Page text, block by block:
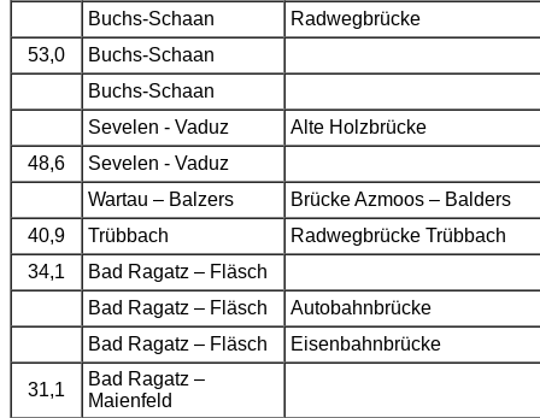
Buchs-Schaan
Radwegbrücke
53,0
Buchs-Schaan
Buchs-Schaan
Sevelen - Vaduz
Alte Holzbrücke
48,6
Sevelen - Vaduz
Wartau – Balzers
Brücke Azmoos – Balders
40,9
Trübbach
Radwegbrücke Trübbach
34,1
Bad Ragatz – Fläsch
Bad Ragatz – Fläsch
Autobahnbrücke
Bad Ragatz – Fläsch
Eisenbahnbrücke
31,1
Bad Ragatz –
Maienfeld